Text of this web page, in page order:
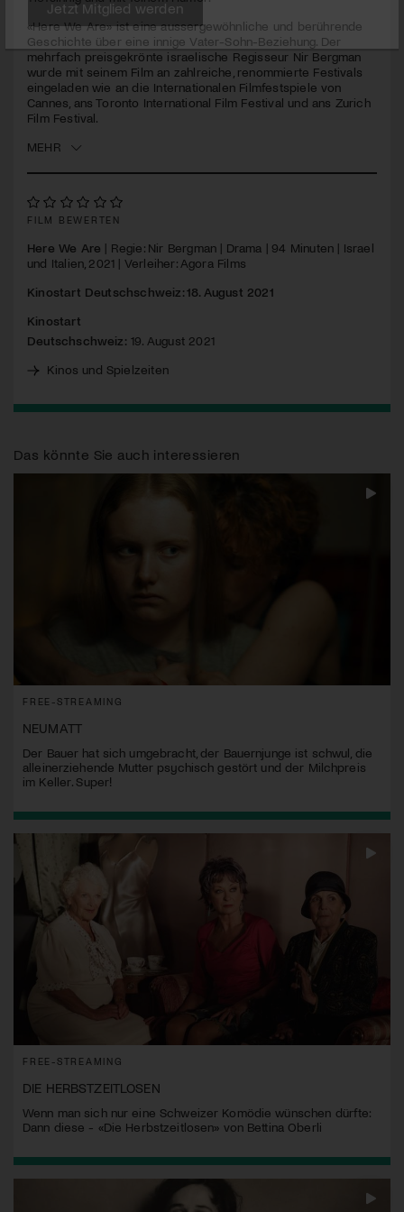
seconds
«Here We Are» ist eine aussergewöhnliche und berührende
Geschichte über eine innige Vater-Sohn-Beziehung. Der
mehrfach preisgekrönte israelische Regisseur Nir Bergman
wurde mit seinem Film an zahlreiche, renommierte Festivals
eingeladen wie an die Internationalen Filmfestspiele von
Cannes, ans Toronto International Film Festival und ans Zurich
Film Festival.
MEHR
FILM BEWERTEN
Here We Are | Regie: Nir Bergman | Drama | 94 Minuten | Israel
und Italien, 2021 | Verleiher: Agora Films
Kinostart Deutschschweiz: 18. August 2021
Kinostart
Deutschschweiz: 19. August 2021
Kinos und Spielzeiten
Das könnte Sie auch interessieren
FREE-STREAMING
NEUMATT
Der Bauer hat sich umgebracht, der Bauernjunge ist schwul, die
alleinerziehende Mutter psychisch gestört und der Milchpreis
im Keller. Super!
FREE-STREAMING
DIE HERBSTZEITLOSEN
Wenn man sich nur eine Schweizer Komödie wünschen dürfte:
Dann diese - «Die Herbstzeitlosen» von Bettina Oberli
Jetzt Mitglied werden